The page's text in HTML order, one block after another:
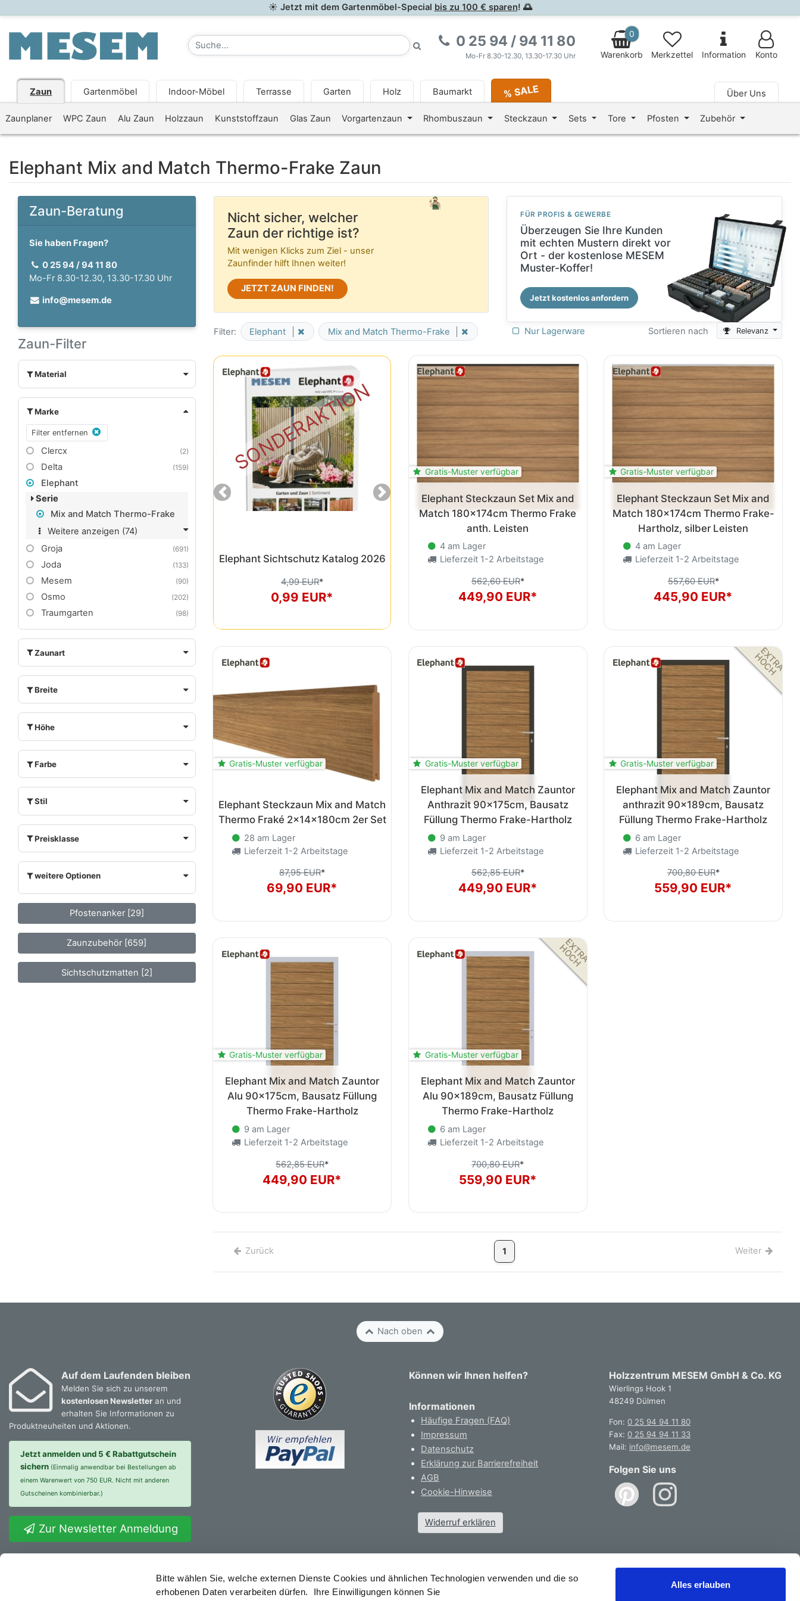
Bitte wählen Sie, welche externen Dienste Cookies und ähnlichen Technologien verwenden und die so
erhobenen Daten verarbeiten dürfen. Ihre Einwilligungen können Sie
Alles erlauben
☀ Jetzt mit dem Gartenmöbel-Special bis zu 100 € sparen! 🌅
0 25 94 / 94 11 80
Mo-Fr 8.30-12.30, 13.30-17.30 Uhr Warenkorb
0
Merkzettel Information Konto
Zaun
Zaunplaner WPC Zaun Alu Zaun Holzzaun Kunststoffzaun Glas Zaun Vorgartenzaun Rhombuszaun Steckzaun Sets Tore Pfosten Zubehör
Gartenmöbel Indoor-Möbel Terrasse Garten Holz Baumarkt % SALE Über Uns
<i class="fa fa-newspaper-o fa-fw" aria-hidden="true"></i> Magazin
Elephant Mix and Match Thermo-Frake Zaun
Zaun-Beratung
Sie haben Fragen?
0 25 94 / 94 11 80
Mo-Fr 8.30-12.30, 13.30-17.30 Uhr
info@mesem.de
Zaun-Filter
Material
Marke
Filter entfernen
(2)
Clercx
(159)
Delta
Elephant
Serie
Mix and Match Thermo-Frake
Weitere anzeigen (74)
(691)
Groja
(133)
Joda
(90)
Mesem
(202)
Osmo
(98)
Traumgarten
Zaunart
Breite
Höhe
Farbe
Stil
Preisklasse
weitere Optionen
Pfostenanker [29]
Zaunzubehör [659]
Sichtschutzmatten [2]
Nicht sicher, welcher
Zaun der richtige ist?
Mit wenigen Klicks zum Ziel - unser
Zaunfinder hilft Ihnen weiter!
JETZT ZAUN FINDEN!
FÜR PROFIS & GEWERBE
Überzeugen Sie Ihre Kunden
mit echten Mustern direkt vor
Ort - der kostenlose MESEM
Muster-Koffer!
Jetzt kostenlos anfordern
Filter: Elephant Mix and Match Thermo-Frake Nur Lagerware Sortieren nach Relevanz
SONDERAKTION
Elephant Sichtschutz Katalog 2026
*
0,99 EUR*
SONDERAKTION
Granit 180x180 Bausatz 4-teilig
288,90 EUR
244,90 EUR*
Previous Next
Gratis-Muster verfügbar
Elephant Steckzaun Set Mix and
Match 180x174cm Thermo Frake
anth. Leisten
4 am Lager
Lieferzeit 1-2 Arbeitstage
562,60 EUR*
449,90 EUR*
Gratis-Muster verfügbar
Elephant Steckzaun Set Mix and
Match 180x174cm Thermo Frake-
Hartholz, silber Leisten
4 am Lager
Lieferzeit 1-2 Arbeitstage
557,60 EUR*
445,90 EUR*
Gratis-Muster verfügbar
Elephant Steckzaun Mix and Match
Thermo Fraké 2x14x180cm 2er Set
28 am Lager
Lieferzeit 1-2 Arbeitstage
87,95 EUR*
69,90 EUR*
Gratis-Muster verfügbar
Elephant Mix and Match Zauntor
Anthrazit 90x175cm, Bausatz
Füllung Thermo Frake-Hartholz
9 am Lager
Lieferzeit 1-2 Arbeitstage
562,85 EUR*
449,90 EUR*
E
X
T
R
A
H
O
C
H
Gratis-Muster verfügbar
Elephant Mix and Match Zauntor
anthrazit 90x189cm, Bausatz
Füllung Thermo Frake-Hartholz
6 am Lager
Lieferzeit 1-2 Arbeitstage
700,80 EUR*
559,90 EUR*
Gratis-Muster verfügbar
Elephant Mix and Match Zauntor
Alu 90x175cm, Bausatz Füllung
Thermo Frake-Hartholz
9 am Lager
Lieferzeit 1-2 Arbeitstage
562,85 EUR*
449,90 EUR*
E
X
T
R
A
H
O
C
H
Gratis-Muster verfügbar
Elephant Mix and Match Zauntor
Alu 90x189cm, Bausatz Füllung
Thermo Frake-Hartholz
6 am Lager
Lieferzeit 1-2 Arbeitstage
700,80 EUR*
559,90 EUR*
Zurück 1 Weiter
Nach oben
Auf dem Laufenden bleiben
Melden Sie sich zu unserem
kostenlosen Newsletteran und
erhalten Sie Informationen zu
Produktneuheiten und Aktionen.
Jetzt anmelden und 5 € Rabattgutschein
sichern (Einmalig anwendbar bei Bestellungen ab
einem Warenwert von 750 EUR. Nicht mit anderen
Gutscheinen kombinierbar.)
Zur Newsletter Anmeldung
Können wir Ihnen helfen?
Informationen
Häufige Fragen (FAQ)
Impressum
Datenschutz
Erklärung zur Barrierefreiheit
AGB
Cookie-Hinweise
Widerruf erklären
Holzzentrum MESEM GmbH & Co. KG
Wierlings Hook 1
48249 Dülmen
Fon: 0 25 94 94 11 80
Fax: 0 25 94 94 11 33
Mail: info@mesem.de
Folgen Sie uns